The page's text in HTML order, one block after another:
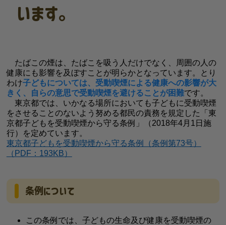
います。
たばこの煙は、たばこを吸う人だけでなく、周囲の人の
健康にも影響を及ぼすことが明らかとなっています。とり
わけ子どもについては、受動喫煙による健康への影響が大
きく、自らの意思で受動喫煙を避けることが困難です。
東京都では、いかなる場所においても子どもに受動喫煙
をさせることのないよう努める都民の責務を規定した「東
京都子どもを受動喫煙から守る条例」（2018年4月1日施
行）を定めています。
東京都子どもを受動喫煙から守る条例（条例第73号）
（PDF：193KB）
条例について
この条例では、子どもの生命及び健康を受動喫煙の